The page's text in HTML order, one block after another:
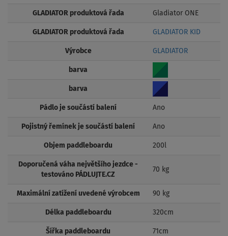
GLADIATOR produktová řada Gladiator ONE
GLADIATOR produktová řada GLADIATOR KID
Výrobce GLADIATOR
barva
barva
Pádlo je součástí balení Ano
Pojistný řemínek je součástí balení Ano
Objem paddleboardu 200l
Doporučená váha největšího jezdce -
testováno PÁDLUJTE.CZ
70 kg
Maximální zatížení uvedené výrobcem 90 kg
Délka paddleboardu 320cm
Šířka paddleboardu 71cm